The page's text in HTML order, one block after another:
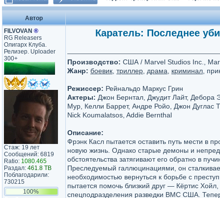
Автор
FILVOVAN ®
RG Releasers
Олигарх Клуба.
Релизер. Uploader
300+
Стаж: 19 лет
Сообщений: 6819
Ratio: 1080.465
Раздал: 461.8 TB
Поблагодарили:
730215
100%
Каратель: Последнее
Производство: США / Marvel Studios Inc.,
Жанр: боевик триллер драма криминал ,
Режиссер: Рейнальдо Маркус Грин
Актеры: Джон Бернтал, Джудит Лайт, Дебора
Мур, Келли Баррет, Андре Ройо, Джон Дуглас
Nick Koumalatsos, Addie Bernthal
Описание:
Фрэнк Касл пытается оставить путь мести в
новую жизнь. Однако старые демоны и
обстоятельства затягивают его обратно в
Преследуемый галлюцинациями, он
необходимостью вернуться к борьбе с
пытается помочь близкий друг — Кёртис
спецподразделения разведки ВМС США.